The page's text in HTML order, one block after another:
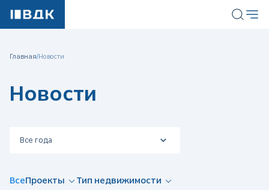
Главная/Новости
Новости
ВсеПроекты Тип недвижимости
Все года